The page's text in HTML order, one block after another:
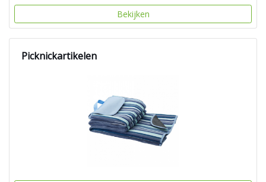
Bekijken
Picknickartikelen